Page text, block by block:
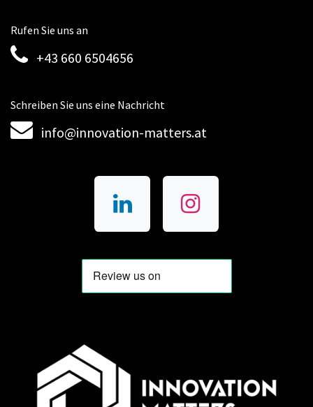
Rufen Sie uns an
+43 660 6504656
Schreiben Sie uns eine Nachricht
info@innovation-matters.at